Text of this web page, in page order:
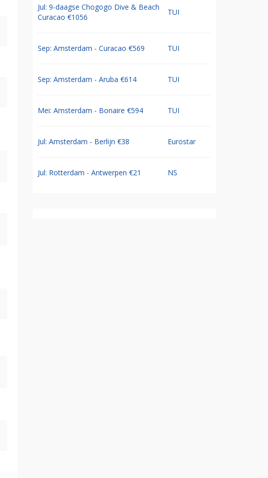
Jul: 9-daagse Chogogo Dive & Beach
Curacao €1056
TUI
Sep: Amsterdam - Curacao €569 TUI
Sep: Amsterdam - Aruba €614 TUI
Mei: Amsterdam - Bonaire €594 TUI
Jul: Amsterdam - Berlijn €38 Eurostar
Jul: Rotterdam - Antwerpen €21 NS